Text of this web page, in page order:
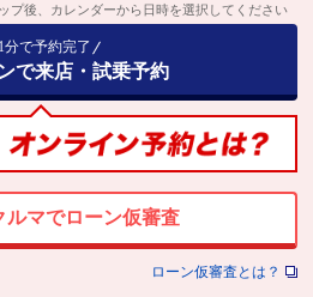
プ後、カレンダーから日時を選択してください
1分で予約完了
で来店・試乗予約
ルマでローン仮審査
ローン仮審査とは？